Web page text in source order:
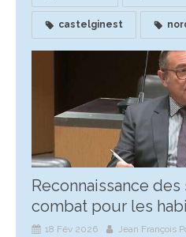
castelginest
Reconnaissance
combat pour les
18 Fév 2026
Jean François